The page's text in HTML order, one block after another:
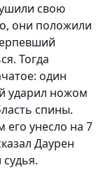
свою
они положили
Тогда
один
ударил ножом
спины.
его унесло на 7
Даурен